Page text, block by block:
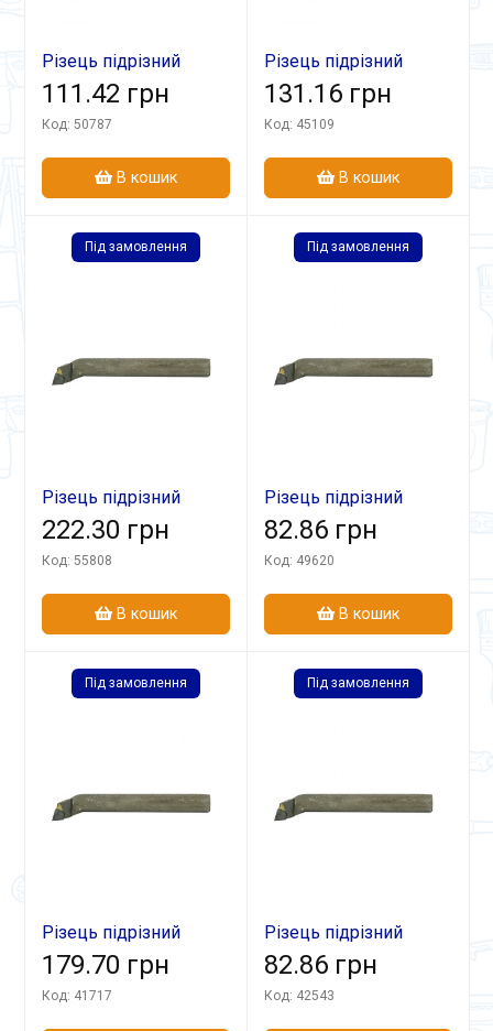
Різець підрізний
відігн 25х16х140
ВК6М
111.42 грн
Код: 50787
В кошик
Різець підрізний
відігн 25х16х140
Т30К4
131.16 грн
Код: 45109
В кошик
Під замовлення
Різець підрізний
відігн 32х20х170
Т30К4
222.30 грн
Код: 55808
В кошик
Під замовлення
Різець підрізний
відігн 16х10х110 ВК8
82.86 грн
Код: 49620
В кошик
Під замовлення
Різець підрізний
відігн 25х16х140 ВК8
лів
179.70 грн
Код: 41717
Під замовлення
Різець підрізний
відігн 16х10х100
Т15К6
82.86 грн
Код: 42543